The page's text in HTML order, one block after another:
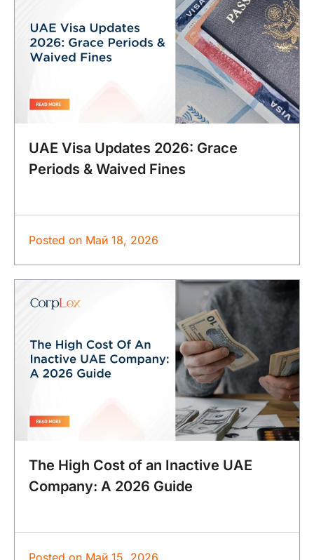
UAE Visa Updates 2026: Grace
Periods & Waived Fines
Posted on Май 18, 2026
The High Cost of an Inactive UAE
Company: A 2026 Guide
Posted on Май 15, 2026